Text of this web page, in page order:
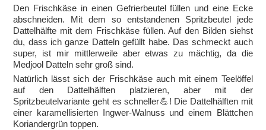
Den Frischkäse in einen Gefrierbeutel füllen und eine Ecke
abschneiden. Mit dem so entstandenen Spritzbeutel jede
Dattelhälfte mit dem Frischkäse füllen. Auf den Bilden siehst
du, dass ich ganze Datteln gefüllt habe. Das schmeckt auch
super, ist mir mittlerweile aber etwas zu mächtig, da die
Medjool Datteln sehr groß sind.
Natürlich lässt sich der Frischkäse auch mit einem Teelöffel
auf den Dattelhälften platzieren, aber mit der
Spritzbeutelvariante geht es schneller💪! Die Dattelhälften mit
einer karamellisierten Ingwer-Walnuss und einem Blättchen
Koriandergrün toppen.